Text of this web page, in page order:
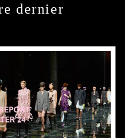
dernier